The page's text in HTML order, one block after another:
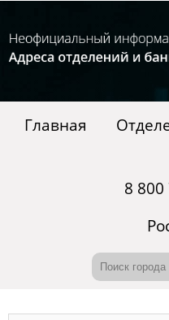
Главная
8 800